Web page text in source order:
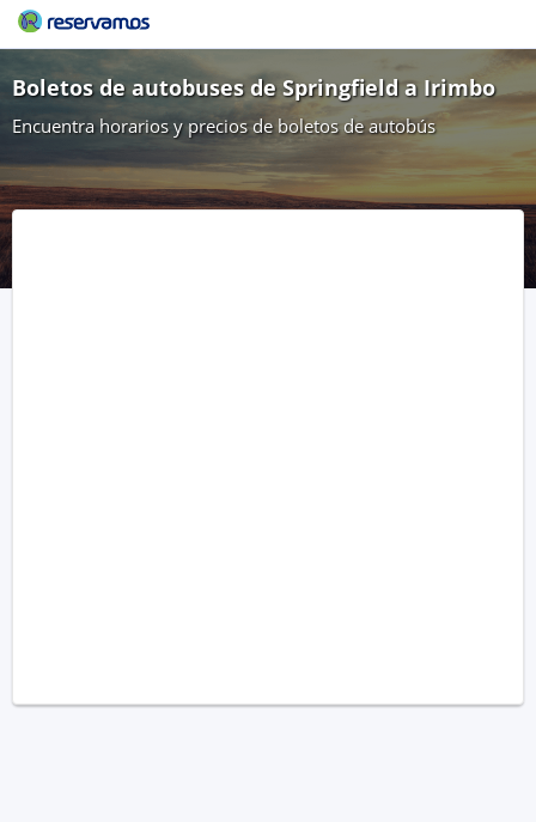
Boletos de autobuses de Springfield a Irimbo
Encuentra horarios y precios de boletos de autobús